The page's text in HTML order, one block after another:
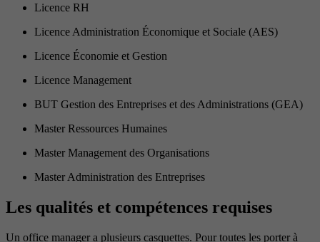
Licence RH
Licence Administration Économique et Sociale (AES)
Licence Économie et Gestion
Licence Management
BUT Gestion des Entreprises et des Administrations (GEA)
Master Ressources Humaines
Master Management des Organisations
Master Administration des Entreprises
Les qualités et compétences requises
Un office manager a plusieurs casquettes. Pour toutes les porter à